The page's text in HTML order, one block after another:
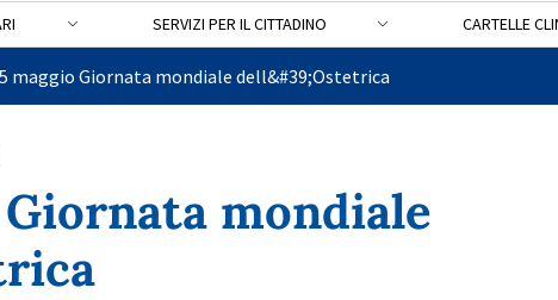
SERVIZI PER IL CITTADINO CARTELLE
dell&#39;Ostetrica
5 maggio Giornata mondiale dell&#39;Ostetrica
mondiale